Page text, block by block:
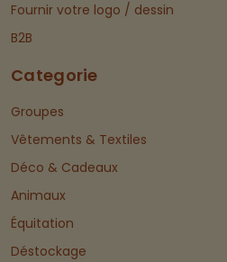
Fournir votre logo / dessin
B2B
Categorie
Groupes
Vêtements & Textiles
Déco & Cadeaux
Animaux
Équitation
Déstockage